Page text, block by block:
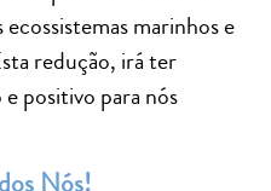
marinhos e
redução, irá ter
positivo para nós